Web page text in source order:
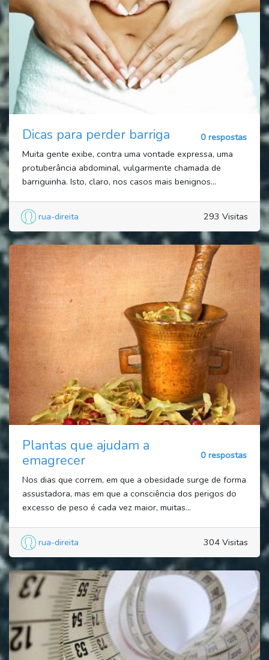
Dicas para perder barriga
0 respostas
Muita gente exibe, contra uma vontade expressa, uma
protuberância abdominal, vulgarmente chamada de
barriguinha. Isto, claro, nos casos mais benignos...
rua-direita 293 Visitas
Plantas que ajudam a
emagrecer
0 respostas
Nos dias que correm, em que a obesidade surge de forma
assustadora, mas em que a consciência dos perigos do
excesso de peso é cada vez maior, muitas...
rua-direita 304 Visitas